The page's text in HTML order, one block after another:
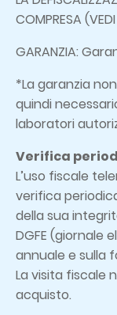
COMPRESA
GARANZIA:
*La garanzia
quindi
laboratori
Verifica
L’uso fiscale
verifica
della sua
DGFE (giornale
annuale e sulla
La visita fiscale
acquisto.